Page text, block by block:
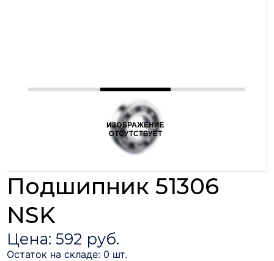
Подшипник 51306
NSK
Цена: 592 руб.
Остаток на складе: 0 шт.